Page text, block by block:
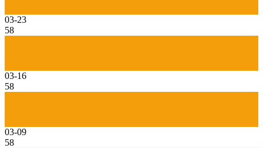
03-23
58
03-16
58
03-09
58